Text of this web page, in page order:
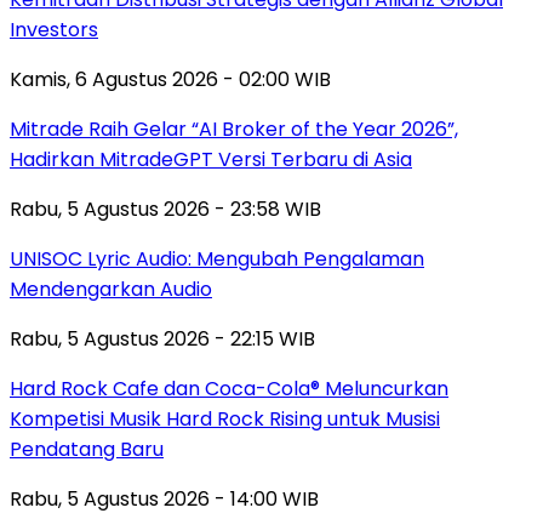
Investors
Kamis, 6 Agustus 2026 - 02:00 WIB
Mitrade Raih Gelar “AI Broker of the Year 2026”,
Hadirkan MitradeGPT Versi Terbaru di Asia
Rabu, 5 Agustus 2026 - 23:58 WIB
UNISOC Lyric Audio: Mengubah Pengalaman
Mendengarkan Audio
Rabu, 5 Agustus 2026 - 22:15 WIB
Hard Rock Cafe dan Coca-Cola® Meluncurkan
Kompetisi Musik Hard Rock Rising untuk Musisi
Pendatang Baru
Rabu, 5 Agustus 2026 - 14:00 WIB